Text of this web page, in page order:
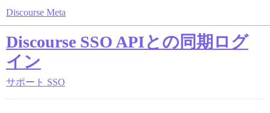
Discourse Meta
Discourse SSO APIとの同期ログ
イン
サポート SSO